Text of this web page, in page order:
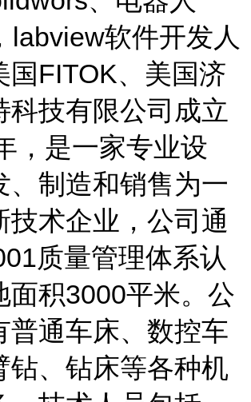
labview软件开发人
国FITOK、美国济
科技有限公司成立
，是一家专业设
、制造和销售为一
技术企业，公司通
质量管理体系认
面积3000平米。公
普通车床、数控车
钻、钻床等各种机